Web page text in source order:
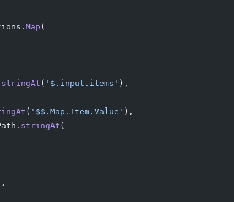
Map (
stringAt ( '$.input.items' ),
( '$$.Map.Item.Value' ),
stringAt (
,